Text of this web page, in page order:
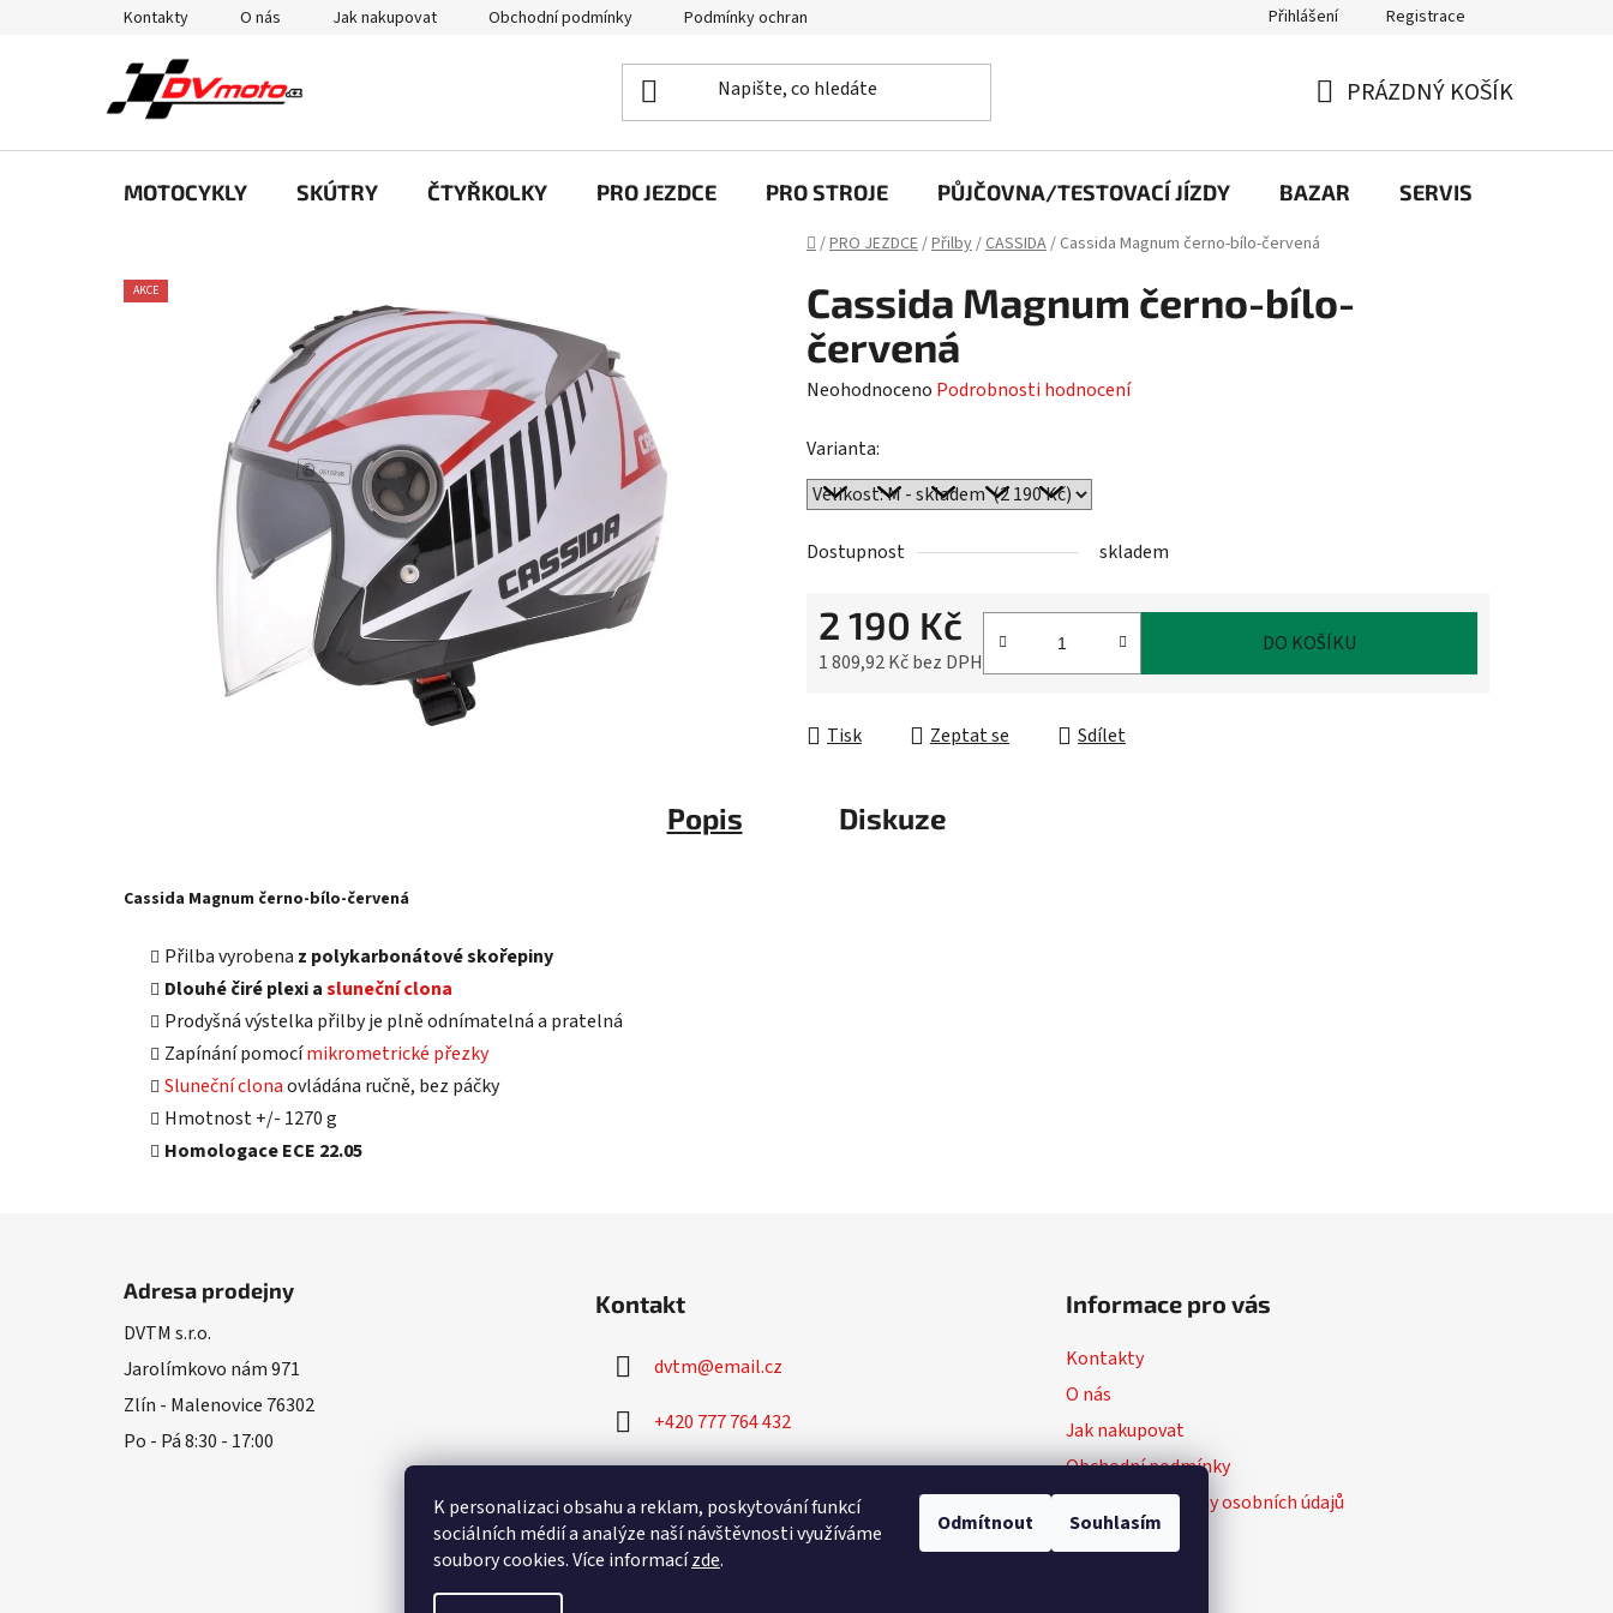
K personalizaci obsahu a reklam, poskytování funkcí
sociálních médií a analýze naší návštěvnosti využíváme
soubory cookies. Více informacízde.
Odmítnout Souhlasím
Kontakty O nás Jak nakupovat Obchodní podmínky Podmínky ochrany osobních údajů Přihlášení Registrace
KOŠÍK
PRÁZDNÝ KOŠÍK
MOTOCYKLY SKÚTRY ČTYŘKOLKY PRO JEZDCE PRO STROJE PŮJČOVNA/TESTOVACÍ JÍZDY BAZAR SERVIS
Domů
/PRO JEZDCE/Přilby/CASSIDA/ Cassida Magnum černo-bílo-červená
Cassida Magnum černo-bílo-
červená
Průměrné
produktu
je
0,0
z
hvězdiček.
Neohodnoceno Podrobnosti hodnocení
Varianta:
Dostupnost skladem
2 190 Kč
1 809,92 Kč bez DPH
DO KOŠÍKU
Tisk Zeptat se Sdílet
AKCE
Popis Diskuze
Cassida Magnum černo-bílo-červená
Přilba vyrobena z polykarbonátové skořepiny
Dlouhé čiré plexi asluneční clona
Prodyšná výstelka přilby je plně odnímatelná a pratelná
Zapínání pomocímikrometrické přezky
Sluneční clonaovládána ručně, bez páčky
Hmotnost +/- 1270 g
Homologace ECE 22.05
Adresa prodejny
DVTM s.r.o.
Jarolímkovo nám 971
Zlín - Malenovice 76302
Po - Pá 8:30 - 17:00
Kontakt
dvtm@email.cz
+420 777 764 432
Informace pro vás
Kontakty
O nás
Jak nakupovat
Obchodní podmínky
Podmínky ochrany osobních údajů